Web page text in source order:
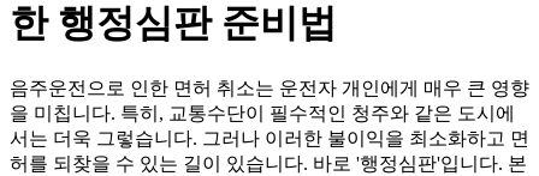
한 행정심판 준비법
음주운전으로 인한 면허 취소는 운전자 개인에게 매우 큰 영향
을 미칩니다. 특히, 교통수단이 필수적인 청주와 같은 도시에
서는 더욱 그렇습니다. 그러나 이러한 불이익을 최소화하고 면
허를 되찾을 수 있는 길이 있습니다. 바로 '행정심판'입니다. 본